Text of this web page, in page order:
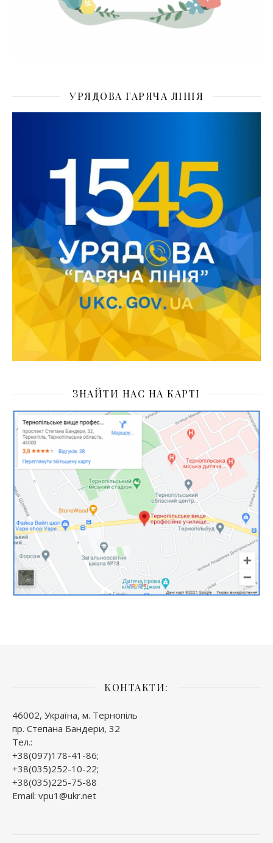
УРЯДОВА ГАРЯЧА ЛІНІЯ
ЗНАЙТИ НАС НА КАРТІ
КОНТАКТИ:
46002, Україна, м. Тернопіль
пр. Степана Бандери, 32
Тел.:
+38(097)178-41-86;
+38(035)252-10-22;
+38(035)225-75-88
Email: vpu1@ukr.net